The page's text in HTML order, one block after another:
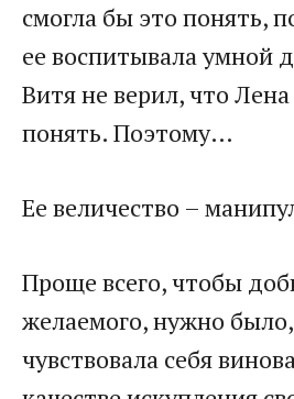
смогла бы это понять,
ее воспитывала умной
Витя не верил, что
понять. Поэтому…
Ее величество –
Проще всего, чтобы
желаемого, нужно
чувствовала себя